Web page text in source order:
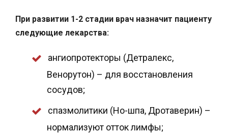
При развитии 1-2 стадии врач назначит пациенту
следующие лекарства:
ангиопротекторы (Детралекс,
Венорутон) – для восстановления
сосудов;
спазмолитики (Но-шпа, Дротаверин) –
нормализуют отток лимфы;